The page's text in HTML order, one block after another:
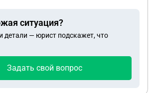
я ей передала лишние деньги.
себе и своей
дочери переплаченные
ситуация?
детали — юрист подскажет, что
Задать свой вопрос